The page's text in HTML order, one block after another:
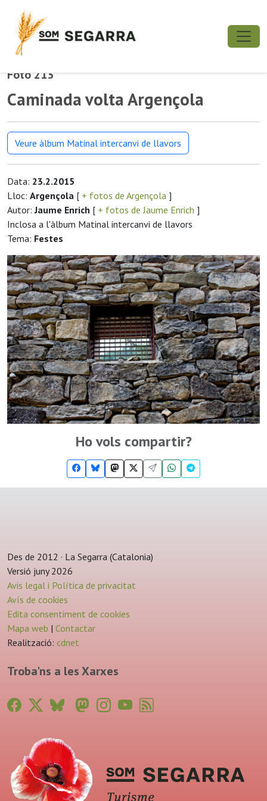
Foto 213
Caminada volta Argençola
Veure àlbum Matinal intercanvi de llavors
Data: 23.2.2015
Lloc: Argençola [ + fotos de Argençola ]
Autor:Jaume Enrich [ + fotos de Jaume Enrich ]
Inclosa a l'àlbum Matinal intercanvi de llavors
Tema: Festes
Ho vols compartir?
Des de 2012 · La Segarra (Catalonia)
Versió juny 2026
Avis legal i Política de privacitat
Avís de cookies
Edita consentiment de cookies
Mapa web | Contactar
Realització: cdnet
Troba'ns a les Xarxes